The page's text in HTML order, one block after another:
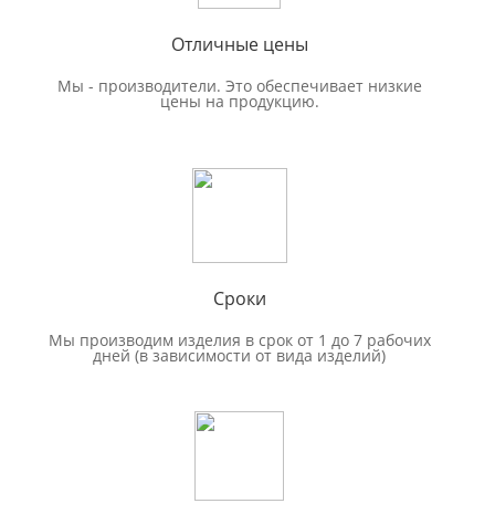
Отличные цены
Мы - производители. Это обеспечивает низкие
цены на продукцию.
Сроки
Мы производим изделия в срок от 1 до 7 рабочих
дней (в зависимости от вида изделий)